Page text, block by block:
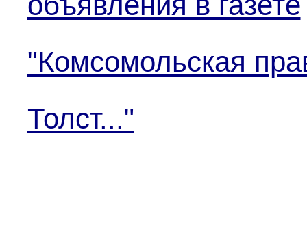
"Комсомольская
Толст..."